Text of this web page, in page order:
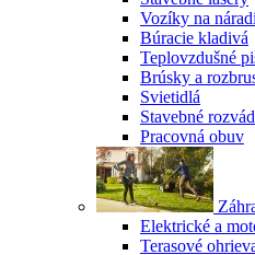
Vozíky na
Búracie kladivá
Teplovzdušné
Brúsky a
Svietidlá
Stavebné
Pracovná obuv
Elektrické a
Terasové